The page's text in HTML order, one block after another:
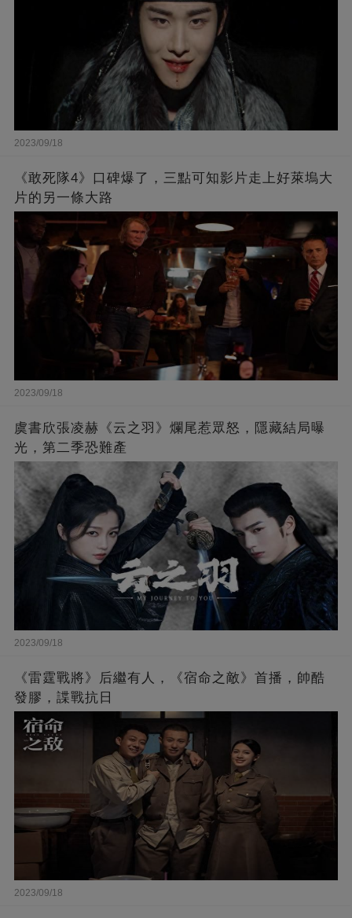
2023/09/18
《敢死隊4》口碑爆了，三點可知影片走上好萊塢大
片的另一條大路
2023/09/18
虞書欣張凌赫《云之羽》爛尾惹眾怒，隱藏結局曝
光，第二季恐難產
2023/09/18
《雷霆戰將》后繼有人，《宿命之敵》首播，帥酷
發膠，諜戰抗日
2023/09/18